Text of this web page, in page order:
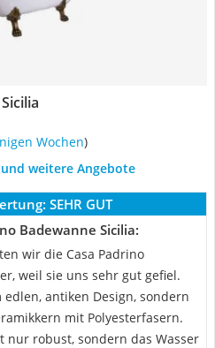
Wochen)
weitere Angebote
SEHR GUT
Badewanne Sicilia:
wir die Casa Padrino
weil sie uns sehr gut gefiel.
antiken Design, sondern
mit Polyesterfasern.
nur robust, sondern das Wasser